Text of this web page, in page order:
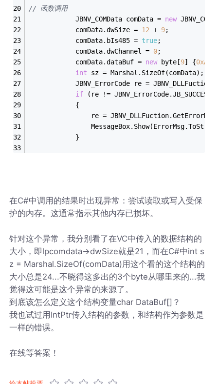
// 函数调用
            JBNV_COMData comData =
new
            comData.dwSize =
12 + 9;
            comData.bIs485 =
true;
            comData.dwChannel =
0;
            comData.dataBuf =
new byte[9] {0xA0
int sz = Marshal.SizeOf(comData);
JBNV_ErrorCode re =
if (re != JBNV_ErrorCode.JB_SUCCESS)
            {
re =
            }
在C#中调用的结果时出现异常：尝试读取或写入受保
护的内存。这通常指示其他内存已损坏。
针对这个异常，我分别看了在VC中传入的数据结构的
大小，即lpcomdata->dwSize就是21，而在C#中int s
z = Marshal.SizeOf(comData)用这个看的这个结构的
大小总是24...不晓得这多出的3个byte从哪里来的...我
觉得这可能是这个异常的来源了。
到底该怎么定义这个结构变量char DataBuf[]？
我也试过用IntPtr传入结构的参数，和结构作为参数是
一样的错误。
在线等答案！